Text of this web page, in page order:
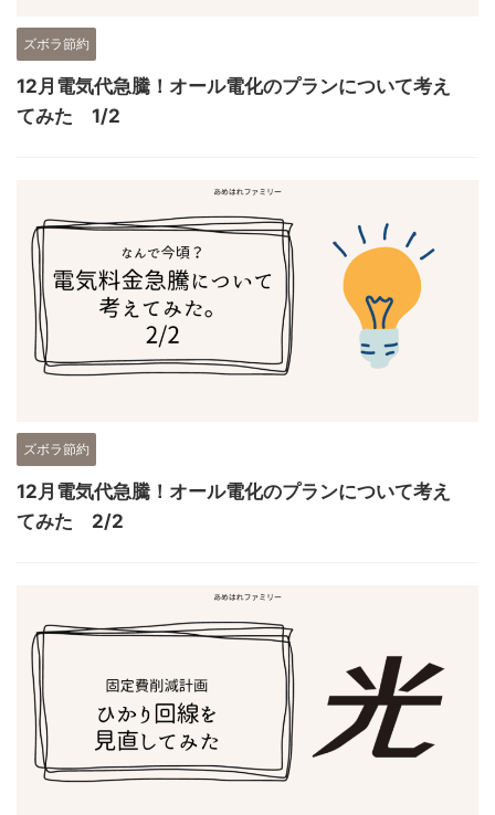
ズボラ節約
12月電気代急騰！オール電化のプランについて考え
てみた 1/2
ズボラ節約
12月電気代急騰！オール電化のプランについて考え
てみた 2/2